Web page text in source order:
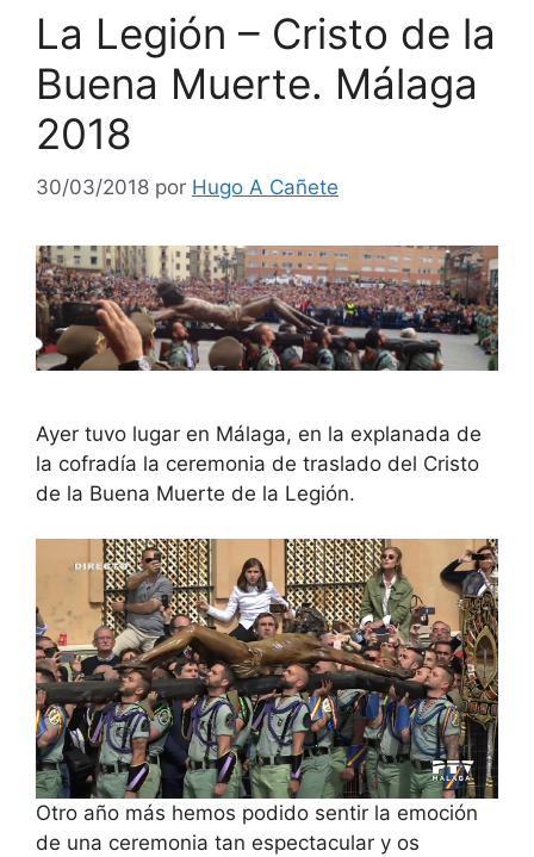
La Legión – Cristo de la
Buena Muerte. Málaga
2018
30/03/2018 por Hugo A Cañete
Ayer tuvo lugar en Málaga, en la explanada de
la cofradía la ceremonia de traslado del Cristo
de la Buena Muerte de la Legión.
Otro año más hemos podido sentir la emoción
de una ceremonia tan espectacular y os